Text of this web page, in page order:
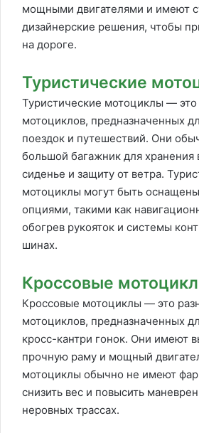
мощными двигателями и имеют
дизайнерские решения, чтобы
на дороге.
Туристические
Туристические мотоциклы — это
мотоциклов, предназначенных
поездок и путешествий. Они
большой багажник для хранения
сиденье и защиту от ветра.
мотоциклы могут быть
опциями, такими как
обогрев рукояток и системы
шинах.
Кроссовые
Кроссовые мотоциклы — это
мотоциклов, предназначенных
кросс-кантри гонок. Они имеют
прочную раму и мощный
мотоциклы обычно не имеют
снизить вес и повысить
неровных трассах.